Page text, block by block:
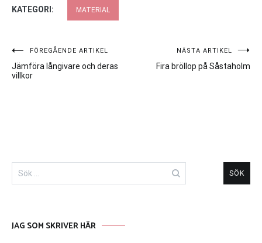
KATEGORI: MATERIAL
Inläggsnavigering
FÖREGÅENDE ARTIKEL
Jämföra långivare och deras
villkor
NÄSTA ARTIKEL
Fira bröllop på Såstaholm
efter:
JAG SOM SKRIVER HÄR